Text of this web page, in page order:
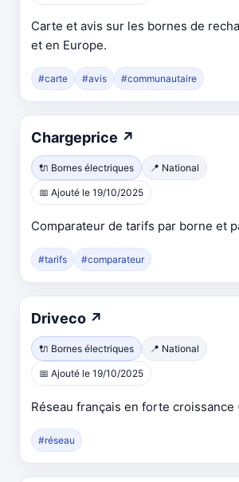
Carte et avis sur les bornes de
et en Europe.
#carte #avis #communautaire
Chargeprice ↗
🔌 Bornes électriques 📍 National
📅 Ajouté le 19/10/2025
Comparateur de tarifs par borne et
#tarifs #comparateur
Driveco ↗
🔌 Bornes électriques 📍 National
📅 Ajouté le 19/10/2025
Réseau français en forte croissance
#réseau